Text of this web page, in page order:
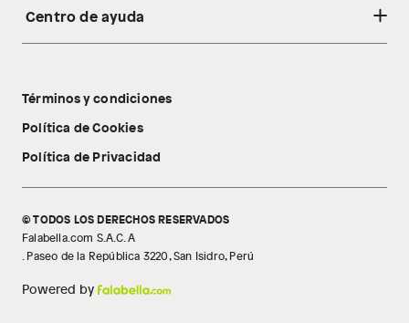
Acerca de nosotros
Tecnología Pillow Walk
Centro de ayuda
Libro de reclamaciones
Términos y condiciones
Política de Cookies
Política de Privacidad
© TODOS LOS DERECHOS RESERVADOS
Falabella.com S.A.C. A
. Paseo de la República 3220, San Isidro, Perú
Powered by